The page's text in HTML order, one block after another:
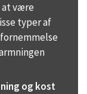
at være
typer af
og kost